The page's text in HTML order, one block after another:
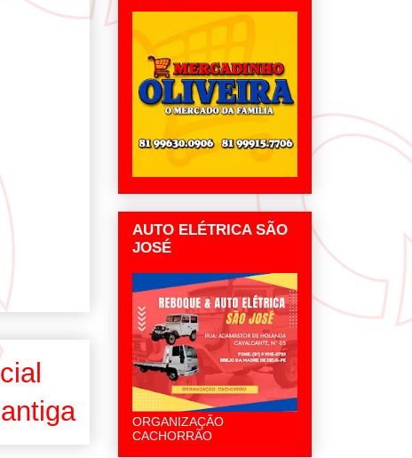
AUTO ELÉTRICA SÃO
JOSÉ
ORGANIZAÇÃO
CACHORRÃO